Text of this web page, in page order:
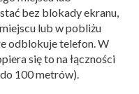
bez blokady ekranu,
lub w pobliżu
odblokuje telefon. W
się to na łączności
100 metrów).